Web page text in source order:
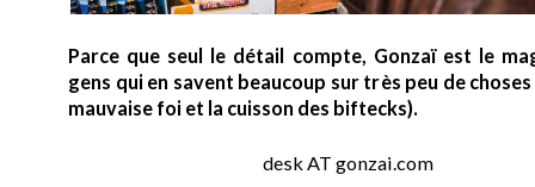
Parce que seul le détail compte, Gonzaï est le
gens qui en savent beaucoup sur très peu de
mauvaise foi et la cuisson des biftecks).
desk AT gonzai.com